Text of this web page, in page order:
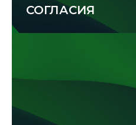
СОГЛАСИЯ